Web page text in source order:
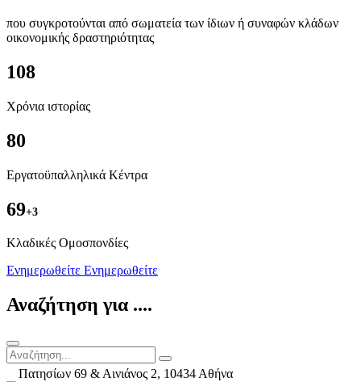
που συγκροτούνται από σωματεία των ίδιων ή συναφών κλάδων
οικονομικής δραστηριότητας
108
Χρόνια ιστορίας
80
Εργατοϋπαλληλικά Κέντρα
69+3
Kλαδικές Ομοσπονδίες
Ενημερωθείτε Ενημερωθείτε
Αναζήτηση για ....
Πατησίων 69 & Αινιάνος 2, 10434 Αθήνα